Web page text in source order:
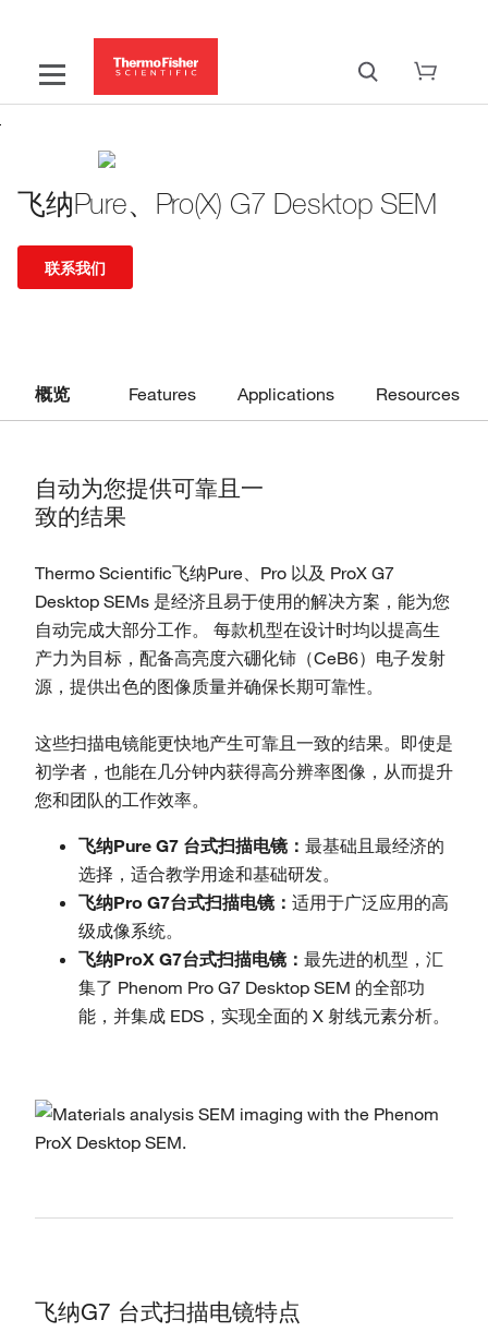
飞纳Pure、Pro(X) G7 Desktop SEM
联系我们
概览 Features Applications Resources
自动为您提供可靠且一
致的结果
Thermo Scientific飞纳Pure、Pro 以及 ProX G7
Desktop SEMs 是经济且易于使用的解决方案，能为您
自动完成大部分工作。 每款机型在设计时均以提高生
产力为目标，配备高亮度六硼化铈（CeB6）电子发射
源，提供出色的图像质量并确保长期可靠性。
这些扫描电镜能更快地产生可靠且一致的结果。即使是
初学者，也能在几分钟内获得高分辨率图像，从而提升
您和团队的工作效率。
飞纳Pure G7 台式扫描电镜： 最基础且最经济的
选择，适合教学用途和基础研发。
飞纳Pro G7台式扫描电镜： 适用于广泛应用的高
级成像系统。
飞纳ProX G7台式扫描电镜： 最先进的机型，汇
集了 Phenom Pro G7 Desktop SEM 的全部功
能，并集成 EDS，实现全面的 X 射线元素分析。
飞纳G7 台式扫描电镜特点